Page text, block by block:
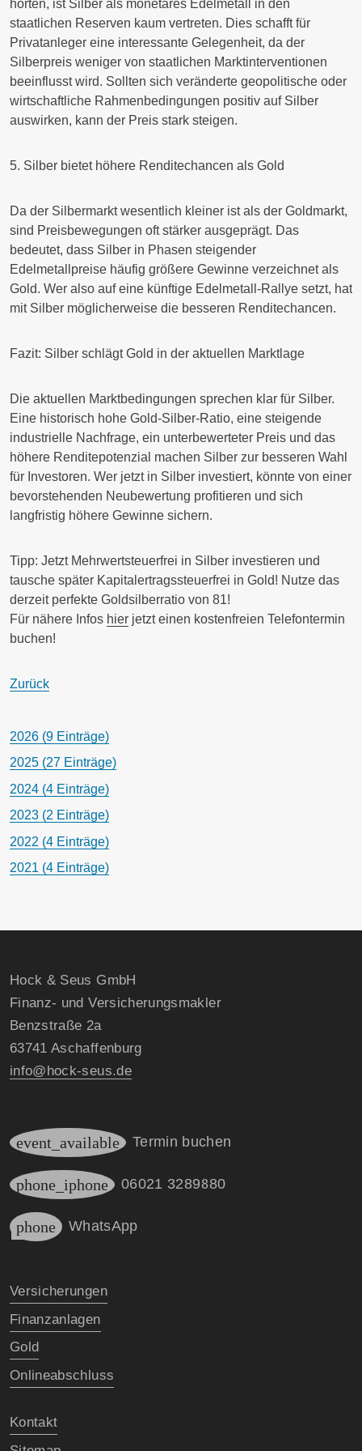
horten, ist Silber als monetäres Edelmetall in den
staatlichen Reserven kaum vertreten. Dies schafft für
Privatanleger eine interessante Gelegenheit, da der
Silberpreis weniger von staatlichen Marktinterventionen
beeinflusst wird. Sollten sich veränderte geopolitische oder
wirtschaftliche Rahmenbedingungen positiv auf Silber
auswirken, kann der Preis stark steigen.
5. Silber bietet höhere Renditechancen als Gold
Da der Silbermarkt wesentlich kleiner ist als der Goldmarkt,
sind Preisbewegungen oft stärker ausgeprägt. Das
bedeutet, dass Silber in Phasen steigender
Edelmetallpreise häufig größere Gewinne verzeichnet als
Gold. Wer also auf eine künftige Edelmetall-Rallye setzt, hat
mit Silber möglicherweise die besseren Renditechancen.
Fazit: Silber schlägt Gold in der aktuellen Marktlage
Die aktuellen Marktbedingungen sprechen klar für Silber.
Eine historisch hohe Gold-Silber-Ratio, eine steigende
industrielle Nachfrage, ein unterbewerteter Preis und das
höhere Renditepotenzial machen Silber zur besseren Wahl
für Investoren. Wer jetzt in Silber investiert, könnte von einer
bevorstehenden Neubewertung profitieren und sich
langfristig höhere Gewinne sichern.
Tipp: Jetzt Mehrwertsteuerfrei in Silber investieren und
tausche später Kapitalertragssteuerfrei in Gold! Nutze das
derzeit perfekte Goldsilberratio von 81!
Für nähere Infos hier jetzt einen kostenfreien Telefontermin
buchen!
Zurück
2026 (9 Einträge)
2025 (27 Einträge)
2024 (4 Einträge)
2023 (2 Einträge)
2022 (4 Einträge)
2021 (4 Einträge)
Hock & Seus GmbH
Finanz- und Versicherungsmakler
Benzstraße 2a
63741 Aschaffenburg
info@hock-seus.de
event_available Termin buchen
phone_iphone 06021 3289880
phone WhatsApp
Versicherungen
Finanzanlagen
Gold
Onlineabschluss
Kontakt